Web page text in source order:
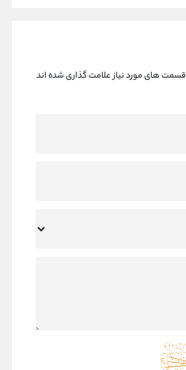
قسمت های مورد نیاز علامت گذاری شده اند